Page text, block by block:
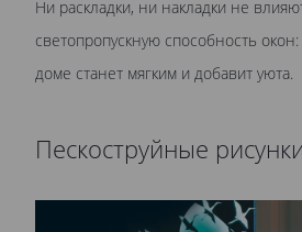
Ни раскладки, ни накладки не
светопропускную способность
доме станет мягким и добавит уюта.
Пескоструйные